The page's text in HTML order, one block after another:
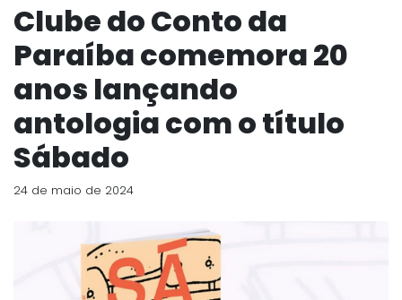
Clube do Conto da
Paraíba comemora 20
anos lançando
antologia com o título
Sábado
24 de maio de 2024